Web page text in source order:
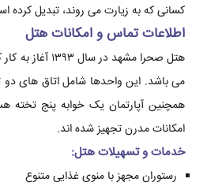
کسانی که به زیارت می روند، تبدیل کرده
اطلاعات تماس و امکانات هتل
می باشد. این واحدها شامل اتاق های دو
همچنین آپارتمان یک خوابه پنج تخته
امکانات مدرن تجهیز شده اند.
خدمات و تسهیلات هتل:
رستوران مجهز با منوی غذایی متنوع